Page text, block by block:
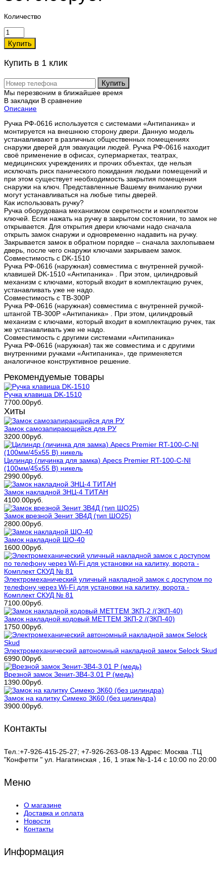
Количество
Купить в 1 клик
Купить
Мы перезвоним в ближайшее время
В закладки В сравнение
Описание
Ручка РФ-0616 используется с системами «Антипаника» и
монтируется на внешнюю сторону двери. Данную модель
устанавливают в различных общественных помещениях
снаружи дверей для эвакуации людей. Ручка РФ-0616 находит
своё применение в офисах, супермаркетах, театрах,
медицинских учреждениях и прочих объектах, где нельзя
исключать риск панического покидания людьми помещений и
при этом существует необходимость закрытия помещения
снаружи на ключ. Представленные Вашему вниманию ручки
могут устанавливаться на любые типы дверей.
Как использовать ручку?
Ручка оборудована механизмом секретности и комплектом
ключей. Если нажать на ручку в закрытом состоянии, то замок не
открывается. Для открытия двери ключами надо сначала
открыть замок снаружи и одновременно надавить на ручку.
Закрывается замок в обратном порядке – сначала захлопываем
дверь, после чего снаружи ключами закрываем замок.
Совместимость с DK-1510
Ручка РФ-0616 (наружная) совместима с внутренней ручкой-
клавишей DK-1510 «Антипаника» . При этом, цилиндровый
механизм с ключами, который входит в комплектацию ручек,
устанавливать уже не надо.
Совместимость с TB-300P
Ручка РФ-0616 (наружная) совместима с внутренней ручкой-
штангой TB-300P «Антипаника» . При этом, цилиндровый
механизм с ключами, который входит в комплектацию ручек, так
же устанавливать уже не надо.
Совместимость с другими системами «Антипаника»
Ручка РФ-0616 (наружная) так же совместима и с другими
внутренними ручками «Антипаника», где применяется
аналогичное конструктивное решение.
Рекомендуемые товары
Ручка клавиша DK-1510
7700.00руб.
Хиты
Замок самозапирающийся для РУ
3200.00руб.
Цилиндр (личинка для замка) Apecs Premier RT-100-С-NI
(100мм/45х55 В) никель
2990.00руб.
Замок накладной ЗНЦ-4 ТИТАН
4100.00руб.
Замок врезной Зенит ЗВ4Д (тип ШО25)
2800.00руб.
Замок накладной ШО-40
1600.00руб.
Электромеханический уличный накладной замок с доступом по
телефону через Wi-Fi для установки на калитку, ворота -
Комплект СКУД № 81
7100.00руб.
Замок накладной кодовый МЕТТЕМ ЗКП-2 /(ЗКП-40)
1750.00руб.
Электромеханический автономный накладной замок Selock Skud
6990.00руб.
Врезной замок Зенит-ЗВ4-3.01 Р (медь)
1390.00руб.
Замок на калитку Симеко ЗК60 (без цилиндра)
3900.00руб.
Контакты
Тел.:+7-926-415-25-27; +7-926-263-08-13 Адрес: Москва .ТЦ
"Конфетти " ул. Нагатинская , 16, 1 этаж №-1-14 с 10:00 по 20:00
Меню
О магазине
Доставка и оплата
Новости
Контакты
Информация